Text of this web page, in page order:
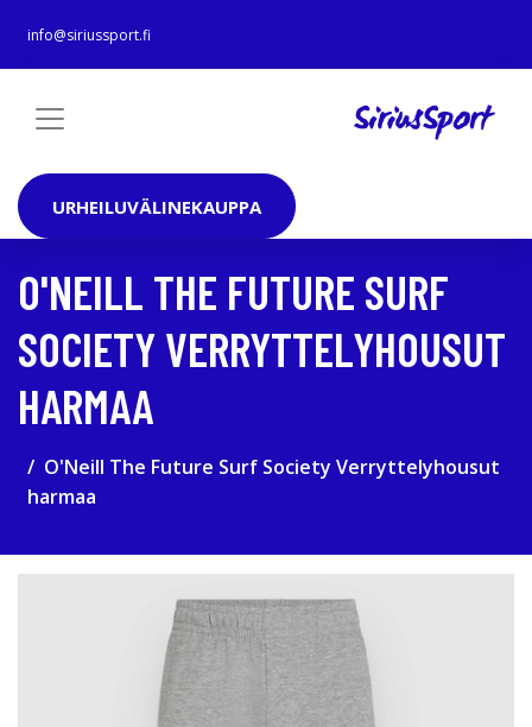
info@siriussport.fi
URHEILUVÄLINEKAUPPA
O'NEILL THE FUTURE SURF
SOCIETY VERRYTTELYHOUSUT
HARMAA
O'Neill The Future Surf Society Verryttelyhousut
harmaa